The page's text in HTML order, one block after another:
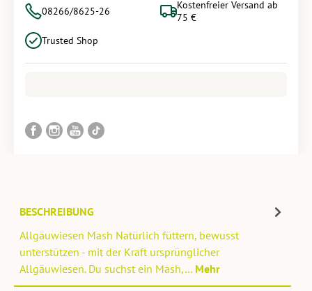
08266/8625-26
Kostenfreier Versand ab
75 €
Trusted Shop
BESCHREIBUNG
Allgäuwiesen Mash Natürlich füttern, bewusst
unterstützen - mit der Kraft ursprünglicher
Allgäuwiesen. Du suchst ein Mash,… Mehr